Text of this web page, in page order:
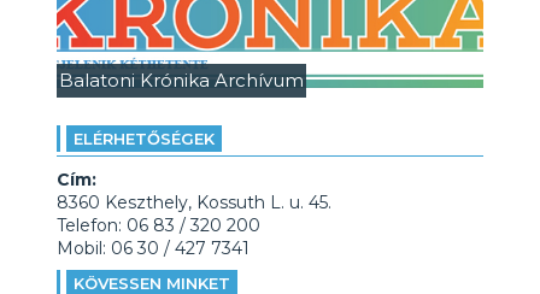
Balatoni Krónika Archívum
ELÉRHETŐSÉGEK
Cím:
8360 Keszthely, Kossuth L. u. 45.
Telefon: 06 83 / 320 200
Mobil: 06 30 / 427 7341
KÖVESSEN MINKET